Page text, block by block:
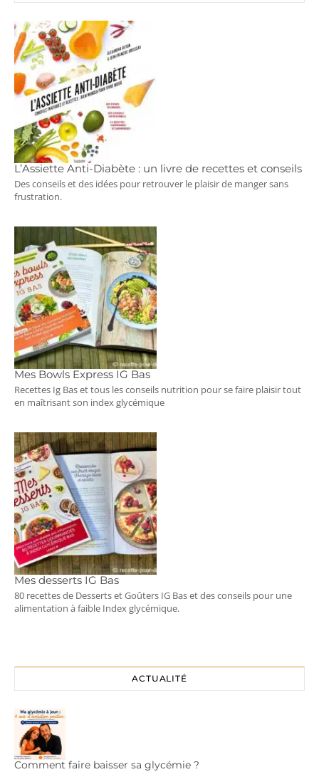
L’Assiette Anti-Diabète : un livre de recettes et conseils
Des conseils et des idées pour retrouver le plaisir de manger sans
frustration.
Mes Bowls Express IG Bas
Recettes Ig Bas et tous les conseils nutrition pour se faire plaisir tout
en maîtrisant son index glycémique
Mes desserts IG Bas
80 recettes de Desserts et Goûters IG Bas et des conseils pour une
alimentation à faible Index glycémique.
ACTUALITÉ
Comment faire baisser sa glycémie ?